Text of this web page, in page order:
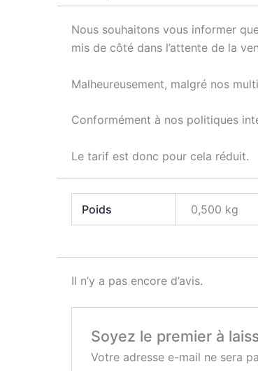
Nous souhaitons vous informer
mis de côté dans l’attente de la
Malheureusement, malgré nos
Conformément à nos politiques
Le tarif est donc pour cela réduit.
Poids 0,500 kg
Il n’y a pas encore d’avis.
Soyez le premier à
Votre adresse e-mail ne sera